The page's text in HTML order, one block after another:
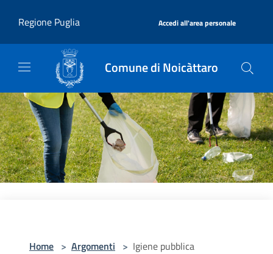
Regione Puglia
Accedi all'area personale
Comune di Noicàttaro
Home > Argomenti > Igiene pubblica